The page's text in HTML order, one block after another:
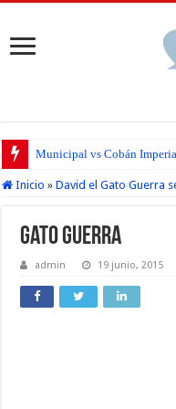
Municipal vs Cobán
Inicio » David el Gato Guerra
Gato Guerra
admin 19 junio, 2015